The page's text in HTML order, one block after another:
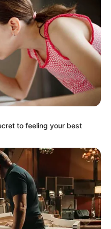
un empleo,puede
el único requisito es
actualizada.
se encuentran:
y selección.
venta.
cliente y telemercadeo.
to feeling your best